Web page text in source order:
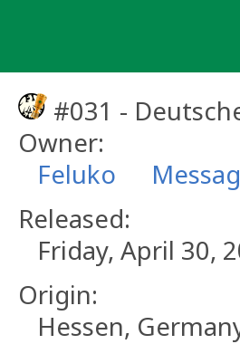
#031 -
Owner:
Feluko
Released:
Friday, April 30,
Origin:
Hessen,